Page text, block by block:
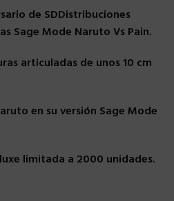
de SDDistribuciones
Sage Mode Naruto Vs Pain.
articuladas de unos 10 cm
en su versión Sage Mode
limitada a 2000 unidades.